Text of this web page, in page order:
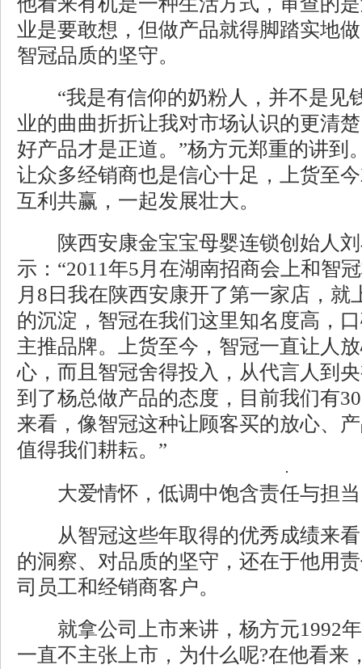
业是要敢想，但做产品就得脚踏实地
智冠品质的坚守。
“我是有信仰的奶粉人，并不是见
业的曲曲折折让我对市场认识的更清
好产品才是正道。”杨方元郑重的讲到
让众多经销商也是信心十足，上货至
互利共赢，一起发展壮大。
陕西安康金宝宝母婴连锁创始人刘
示：“2011年5月在湖南招商会上和智
月8日我在陕西安康开了第一家店，就
的沉淀，智冠在我们这里知名度高，
主推品牌。上货至今，智冠一直让人
心，而且智冠舍得投入，从代言人到
到了杨总做产品的态度，目前我们有
来看，像智冠这种让顾客买的放心、
值得我们耕耘。”
大爱情怀，低调中饱含责任与担当
从智冠这些年取得的优秀成绩来看
的洞察、对品质的坚守，还在于他用
司员工和经销商客户。
就拿公司上市来讲，杨方元1992年
一直不主张上市，为什么呢?在他看来